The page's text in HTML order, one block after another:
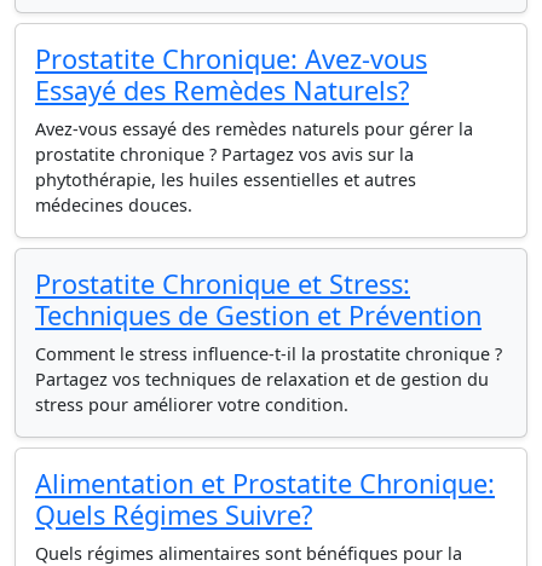
Prostatite Chronique: Avez-vous
Essayé des Remèdes Naturels?
Avez-vous essayé des remèdes naturels pour gérer la
prostatite chronique ? Partagez vos avis sur la
phytothérapie, les huiles essentielles et autres
médecines douces.
Prostatite Chronique et Stress:
Techniques de Gestion et Prévention
Comment le stress influence-t-il la prostatite chronique ?
Partagez vos techniques de relaxation et de gestion du
stress pour améliorer votre condition.
Alimentation et Prostatite Chronique:
Quels Régimes Suivre?
Quels régimes alimentaires sont bénéfiques pour la